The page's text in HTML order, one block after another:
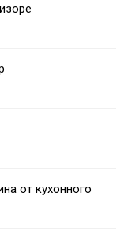
от кухонного